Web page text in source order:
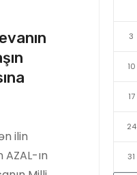
ilin
ın
3
10
17
24
31